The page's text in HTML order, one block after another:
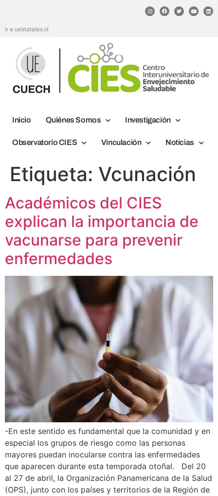
ir a uestatales.cl
Inicio Quiénes Somos Investigación
Observatorio CIES Vinculación Noticias
Etiqueta: Vcunación
Académicos del CIES
explican la importancia de
vacunarse para prevenir
enfermedades
-En este sentido es fundamental que la comunidad y en
especial los grupos de riesgo como las personas
mayores puedan inocularse contra las enfermedades
que aparecen durante esta temporada otoñal. Del 20
al 27 de abril, la Organización Panamericana de la Salud
(OPS), junto con los países y territorios de la Región de